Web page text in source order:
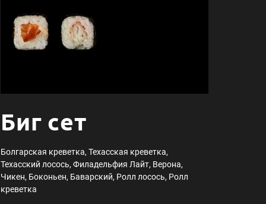
Биг сет
Болгарская креветка, Техасская креветка,
Техасский лосось, Филадельфия Лайт, Верона,
Чикен, Боконьен, Баварский, Ролл лосось, Ролл
креветка